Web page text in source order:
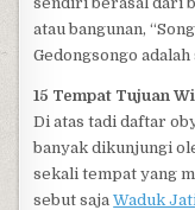
atau bangunan,
Gedongsongo
15 Tempat Tujuan
Di atas tadi daftar
banyak dikunjungi
sekali tempat yang
sebut sajaWaduk